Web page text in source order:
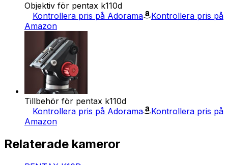
Objektiv för pentax k110d
Kontrollera pris på Adorama
Kontrollera pris på
Amazon
Tillbehör för pentax k110d
Kontrollera pris på Adorama
Kontrollera pris på
Amazon
Relaterade kameror